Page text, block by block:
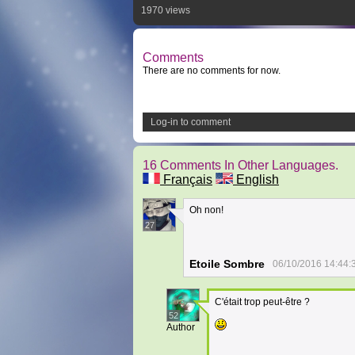
1970 views
Comments
There are no comments for now.
Log-in to comment
16 Comments In Other Languages.
Français
English
27
Oh non!
Etoile Sombre 06/10/2016
52
Author
C'était trop peut-être ?